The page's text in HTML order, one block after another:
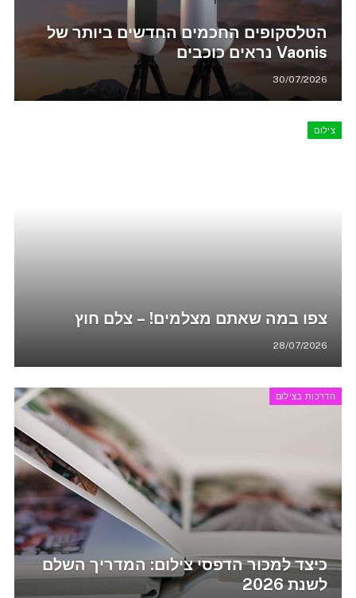
הטלסקופים החכמים החדשים ביותר של
Vaonis נראים כוכבים
30/07/2026
צילום
צפו במה שאתם מצלמים! – צלם חוץ
28/07/2026
הדרכות בצילום
כיצד למכור הדפסי צילום: המדריך השלם
לשנת 2026